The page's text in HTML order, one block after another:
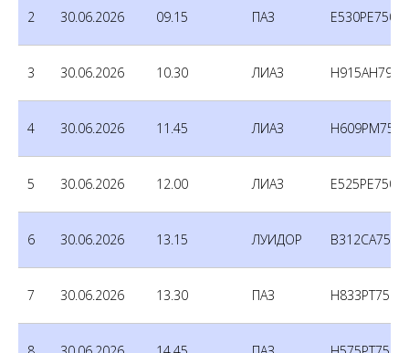
2 30.06.2026 09.15 ПАЗ Е530РЕ750
3 30.06.2026 10.30 ЛИАЗ Н915АН790
4 30.06.2026 11.45 ЛИАЗ Н609РМ750
5 30.06.2026 12.00 ЛИАЗ Е525РЕ750
6 30.06.2026 13.15 ЛУИДОР В312СА750
7 30.06.2026 13.30 ПАЗ Н833РТ750